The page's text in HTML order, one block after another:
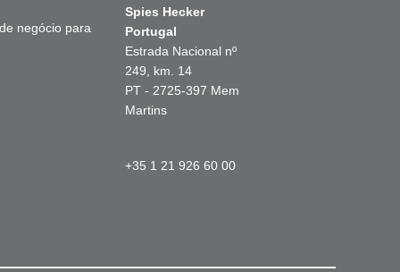
negócio para
Spies Hecker
Portugal
Estrada Nacional nº
249, km. 14
PT - 2725-397 Mem
Martins
+35 1 21 926 60 00